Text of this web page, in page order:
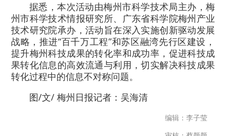
据悉，本次活动由梅州市科学技术局主办，梅
州市科学技术情报研究所、广东省科学院梅州产业
技术研究院承办，活动旨在深入实施创新驱动发展
战略，推进“百千万工程”和苏区融湾先行区建设，
提升梅州科技成果的转化率和成功率，促进科技成
果转化信息的高效流通与利用，切实解决科技成果
转化过程中的信息不对称问题。
图/文/ 梅州日报记者：吴海清
编辑：李子莹